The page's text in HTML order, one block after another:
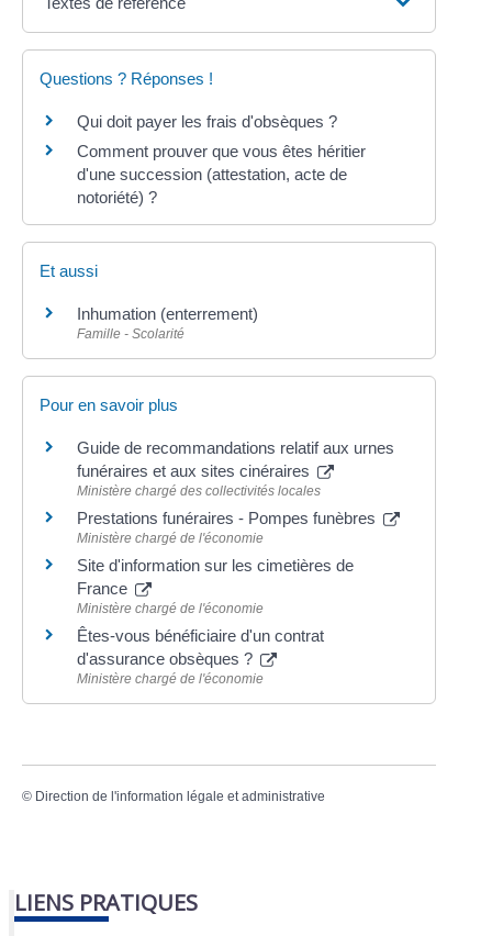
Questions ? Réponses !
Qui doit payer les frais d'obsèques ?
Comment prouver que vous êtes héritier
d'une succession (attestation, acte de
notoriété) ?
Et aussi
Inhumation (enterrement)
Famille - Scolarité
Pour en savoir plus
Guide de recommandations relatif aux urnes
funéraires et aux sites cinéraires
Ministère chargé des collectivités locales
Prestations funéraires - Pompes funèbres
Ministère chargé de l'économie
Site d'information sur les cimetières de
France
Ministère chargé de l'économie
Êtes-vous bénéficiaire d'un contrat
d'assurance obsèques ?
Ministère chargé de l'économie
© Direction de l'information légale et administrative
LIENS PRATIQUES